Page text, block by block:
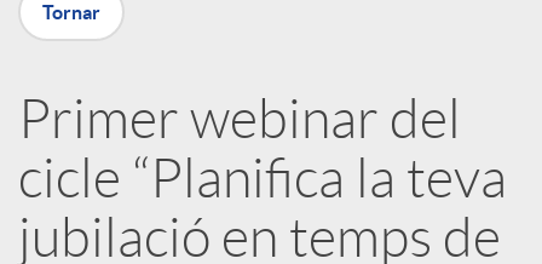
X
a
r
Tornar
Primer webinar del
cicle “Planifica la teva
jubilació en temps de